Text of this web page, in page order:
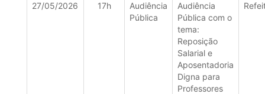
27/05/2026 17h
Audiência
Pública
Audiência
Pública com o
tema:
Reposição
Salarial e
Aposentadoria
Digna para
Professores